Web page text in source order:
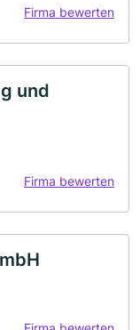
Firma bewerten
und
Firma bewerten